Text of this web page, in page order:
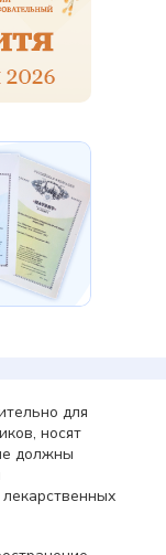
для
носят
должны